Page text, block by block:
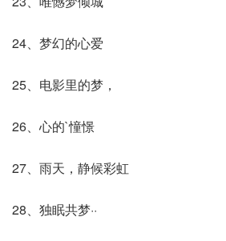
24、梦幻的心爱
25、电影里的梦，
26、心的`憧憬
27、雨天，静候彩虹
28、独眠共梦··